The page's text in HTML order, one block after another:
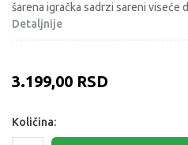
šarena igračka sadrzi sareni viseće d
Detaljnije
3.199,00 RSD
Količina: